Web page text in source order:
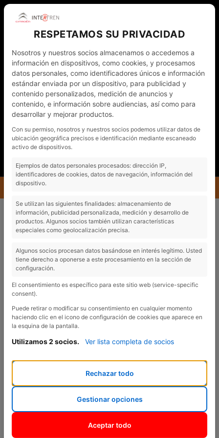
WHATSAPP
NOTÍCIES CONTACTO - CITA PRÈVIA
EL MEU COMPTE
MENÚ
INTERFREN
NOTÍCIES
EL NOU CITROËN C3, REFERÈNCIA EN CONNECTIVITAT I SEGURETAT
EN CONNECTIVITAT I SEGURETAT
Previous
El Nou Citroën C3 arriba al mercat per a situar-se com una
referència quant a la connectivitat i la seguretat. El vehicle està
RESPETAMOS SU PRIVACIDAD
Nosotros y nuestros socios almacenamos o accedemos a
información en dispositivos, como cookies, y procesamos
datos personales, como identificadores únicos e información
estándar enviada por un dispositivo, para publicidad y
contenido personalizados, medición de anuncios y
contenido, e información sobre audiencias, así como para
desarrollar y mejorar productos.
Con su permiso, nosotros y nuestros socios podemos utilizar datos de
ubicación geográfica precisos e identificación mediante escaneado
activo de dispositivos.
Ejemplos de datos personales procesados: dirección IP,
identificadores de cookies, datos de navegación, información del
dispositivo.
Se utilizan las siguientes finalidades: almacenamiento de
información, publicidad personalizada, medición y desarrollo de
productos. Algunos socios también utilizan características
especiales como geolocalización precisa.
Algunos socios procesan datos basándose en interés legítimo. Usted
tiene derecho a oponerse a este procesamiento en la sección de
configuración.
El consentimiento es específico para este sitio web (service-specific
consent).
Puede retirar o modificar su consentimiento en cualquier momento
haciendo clic en el icono de configuración de cookies que aparece en
la esquina de la pantalla.
Utilizamos 2 socios. Ver lista completa de socios
Rechazar todo
Gestionar opciones
Aceptar todo